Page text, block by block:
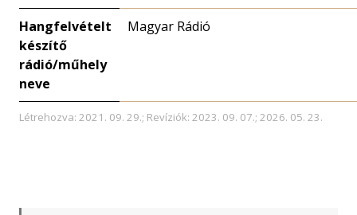
Hangfelvételt
készítő
rádió/műhely
neve
Magyar Rádió
Létrehozva: 2021. 09. 29.; Revíziók: 2023. 09. 07.; 2026. 05. 23.